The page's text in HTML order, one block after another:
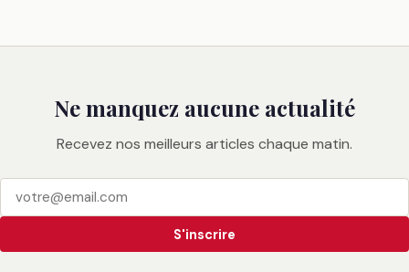
Ne manquez aucune actualité
Recevez nos meilleurs articles chaque matin.
S'inscrire